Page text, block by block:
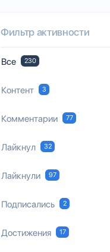
Фильтр активности
Все 230
Контент 3
Комментарии 77
Лайкнул 32
Лайкнули 97
Подписались 2
Достижения 17